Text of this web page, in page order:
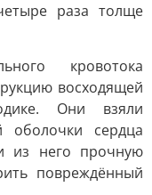
раза толще
кровотока
восходящей
Они взяли
оболочки сердца
из него прочную
повреждённый